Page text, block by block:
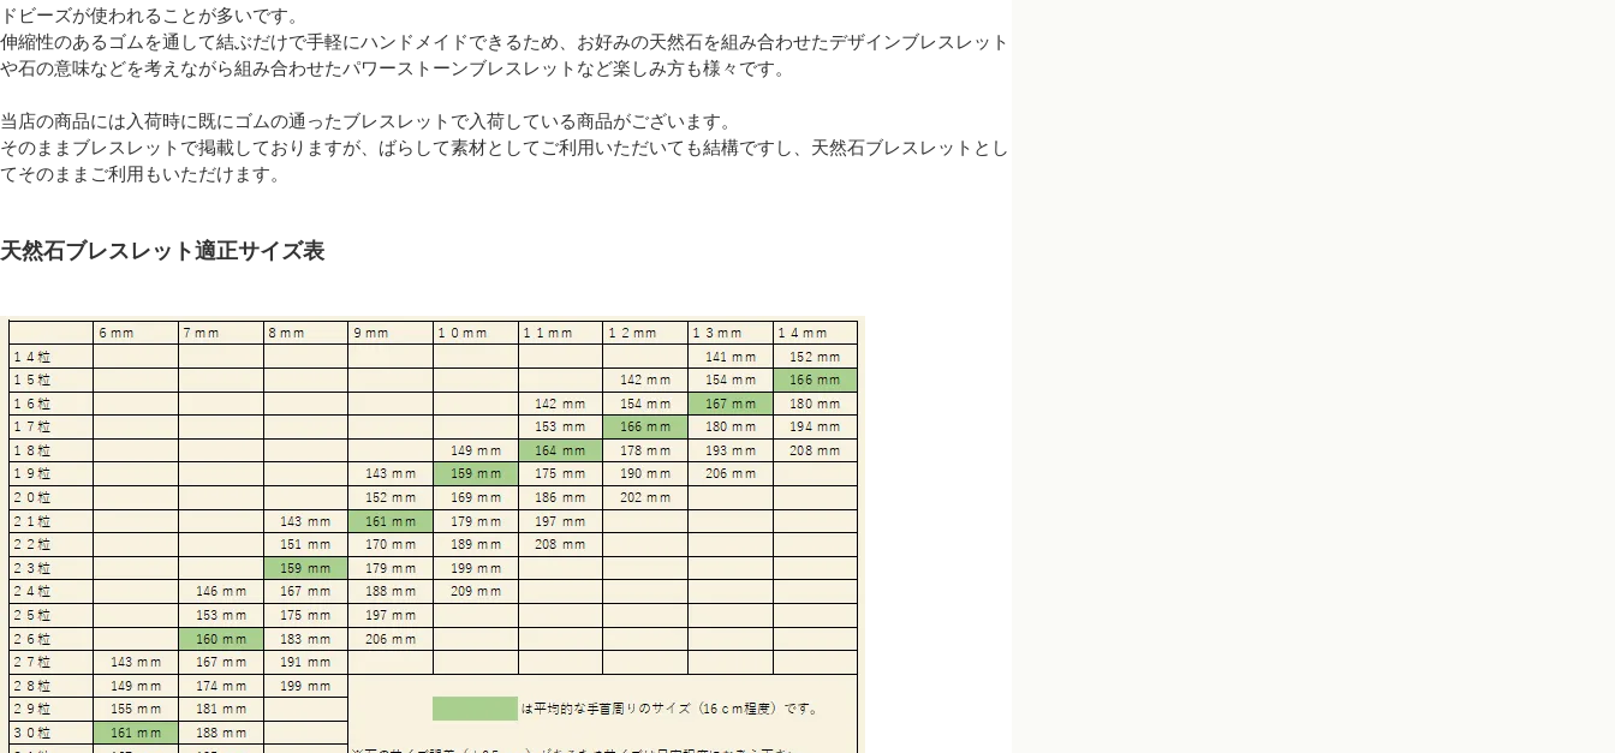
ドビーズが使われることが多いです。
伸縮性のあるゴムを通して結ぶだけで手軽にハンドメイドできるため、お好みの天然石を組み合わせたデザインブレスレット
や石の意味などを考えながら組み合わせたパワーストーンブレスレットなど楽しみ方も様々です。
当店の商品には入荷時に既にゴムの通ったブレスレットで入荷している商品がございます。
そのままブレスレットで掲載しておりますが、ばらして素材としてご利用いただいても結構ですし、天然石ブレスレットとし
てそのままご利用もいただけます。
天然石ブレスレット適正サイズ表